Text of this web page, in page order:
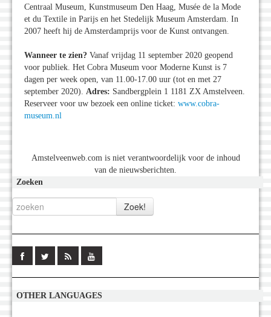
Centraal Museum, Kunstmuseum Den Haag, Musée de la Mode
et du Textile in Parijs en het Stedelijk Museum Amsterdam. In
2007 heeft hij de Amsterdamprijs voor de Kunst ontvangen.
Wanneer te zien? Vanaf vrijdag 11 september 2020 geopend
voor publiek. Het Cobra Museum voor Moderne Kunst is 7
dagen per week open, van 11.00-17.00 uur (tot en met 27
september 2020). Adres: Sandbergplein 1 1181 ZX Amstelveen.
Reserveer voor uw bezoek een online ticket: www.cobra-
museum.nl
Amstelveenweb.com is niet verantwoordelijk voor de inhoud
van de nieuwsberichten.
Zoeken
OTHER LANGUAGES